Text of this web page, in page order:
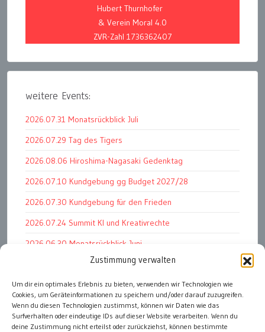
Zustimmung verwalten
Um dir ein optimales Erlebnis zu bieten, verwenden wir Technologien wie
Cookies, um Geräteinformationen zu speichern und/oder darauf zuzugreifen.
Wenn du diesen Technologien zustimmst, können wir Daten wie das
Surfverhalten oder eindeutige IDs auf dieser Website verarbeiten. Wenn du
deine Zustimmung nicht erteilst oder zurückziehst, können bestimmte
Hubert Thurnhofer
& Verein Moral 4.0
ZVR-Zahl 1736362407
weitere Events:
2026.07.31 Monatsrückblick Juli
2026.07.29 Tag des Tigers
2026.08.06 Hiroshima-Nagasaki Gedenktag
2026.07.10 Kundgebung gg Budget 2027/28
2026.07.30 Kundgebung für den Frieden
2026.07.24 Summit KI und Kreativrechte
2026.06.30 Monatsrückblick Juni
2026.07.11 Worauf es letztlich ankommt
2026.07.01 Markenwert Studie 2026
2026.07.07 Open Space im Weltmuseum